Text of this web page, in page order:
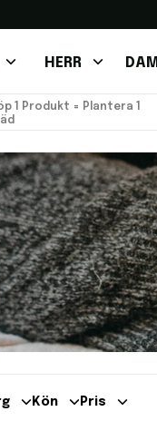
HERR DAM
1 Produkt = Plantera 1
Kön Pris